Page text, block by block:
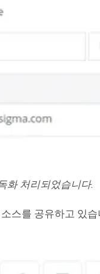
화 처리되었습니다.
스를 공유하고 있